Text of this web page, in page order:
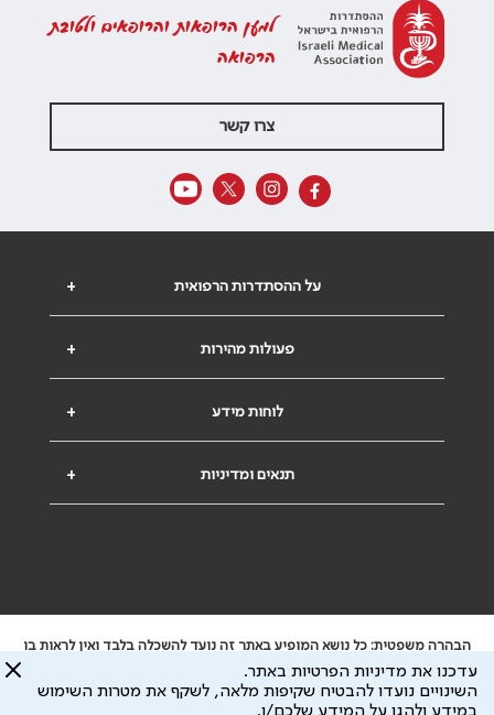
למען הרופאות והרופאים ולטובת
הרפואה
צרו קשר
+ על ההסתדרות הרפואית
+ פעולות מהירות
+ לוחות מידע
+ תנאים ומדיניות
הבהרה משפטית: כל נושא המופיע באתר זה נועד להשכלה בלבד ואין לראות בו
ייעוץ רפואי או משפטי. אין הר"י אחראית לתוכן המתפרסם באתר זה ולכל נזק
שעלול להיגרם.
ידוע לי שהר"י אוספת ושומרת מידע אישי לצורך מתן השרות וכי חלק ממנו עשוי
עדכנו את מדיניות הפרטיות באתר.
השינויים נועדו להבטיח שקיפות מלאה, לשקף את מטרות השימוש